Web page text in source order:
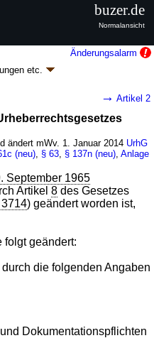
Änderungsalarm
etc.
weiteren
); Geltung ab 01.01.2014,
/ Begründung |
→ Artikel 2
ändert mWv. 1. Januar 2014 UrhG
(neu) § 63 § 137n (neu) ,Anlage
September 1965
Artikel8 des Gesetzes
3714) geändert worden ist,
folgt geändert:
die folgenden Angaben
Dokumentationspflichten
buzer.de
Normalansicht